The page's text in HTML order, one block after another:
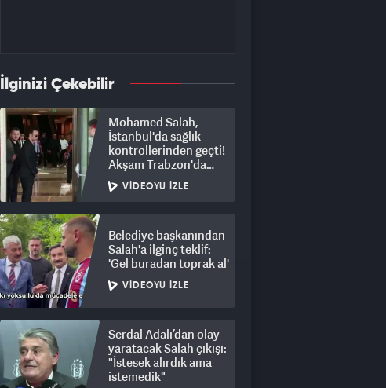
İlginizi Çekebilir
Mohamed Salah,
İstanbul'da sağlık
kontrollerinden geçti!
Akşam Trabzon'da
olacak
VIDEOYU İZLE
Belediye başkanından
Salah'a ilginç teklif:
'Gel buradan toprak al'
VIDEOYU İZLE
Serdal Adalı’dan olay
yaratacak Salah çıkışı:
"İstesek alırdık ama
istemedik"